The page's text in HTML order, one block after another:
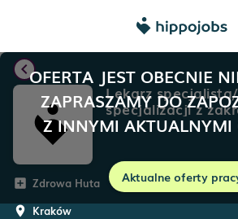
OFERTA JEST OBECNIE
ZAPRASZAMY DO
Z INNYMI AKTUALNYMI
Aktualne oferty
chevron_left
Lekarz
specjalizacji z
add_box Zdrowa Huta
room Kraków